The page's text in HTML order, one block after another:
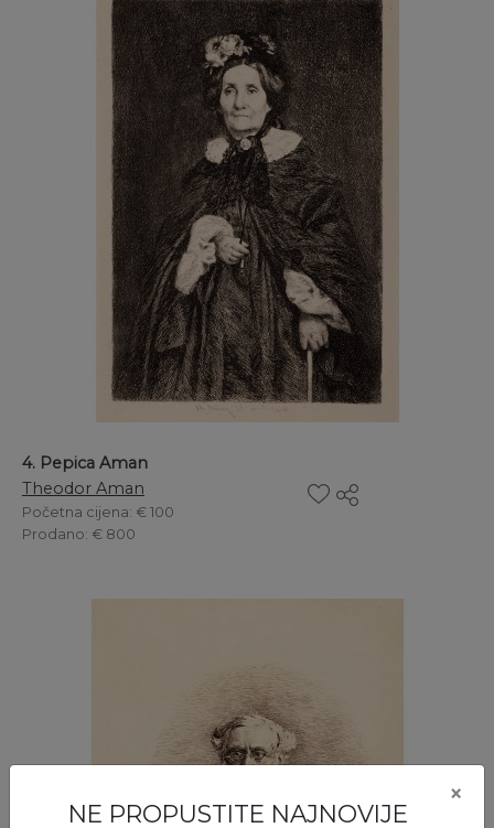
4. Pepica Aman
Theodor Aman
Početna cijena: € 100
Prodano: € 800
NE PROPUSTITE NAJNOVIJE
×